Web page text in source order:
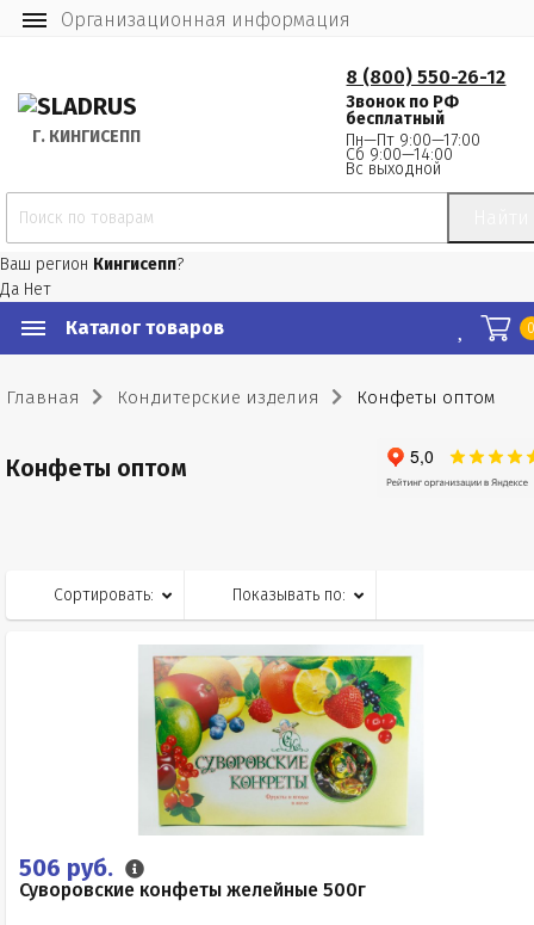
Организационная информация
Г. КИНГИСЕПП
8 (800) 550-26-12
Звонок по РФ
бесплатный
Пн—Пт 9:00—17:00
Сб 9:00—14:00
Вс выходной
Ваш регион Кингисепп?
Да Нет
Каталог товаров
Главная Кондитерские изделия Конфеты оптом
Конфеты оптом
Сортировать: Показывать по:
506 руб.
Суворовские конфеты желейные 500г